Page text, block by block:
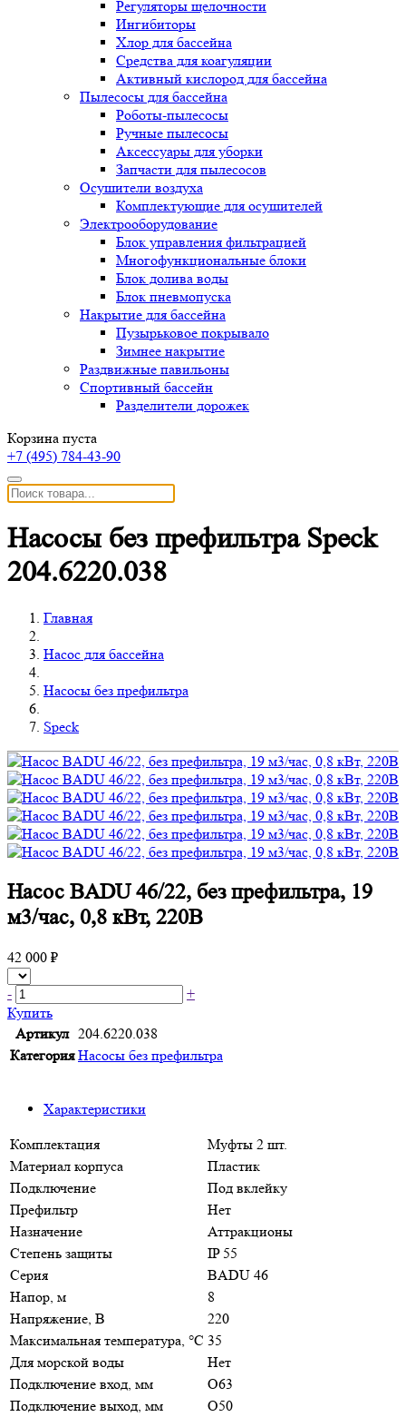
Регуляторы щелочности
Ингибиторы
Хлор для бассейна
Средства для коагуляции
Активный кислород для бассейна
Пылесосы для бассейна
Роботы-пылесосы
Ручные пылесосы
Аксессуары для уборки
Запчасти для пылесосов
Осушители воздуха
Комплектующие для осушителей
Электрооборудование
Блок управления фильтрацией
Многофункциональные блоки
Блок долива воды
Блок пневмопуска
Накрытие для бассейна
Пузырьковое покрывало
Зимнее накрытие
Раздвижные павильоны
Спортивный бассейн
Разделители дорожек
Корзина пуста
+7 (495) 784-43-90
Насосы без префильтра Speck
204.6220.038
Главная
Насос для бассейна
Насосы без префильтра
Speck
Насос BADU 46/22, без префильтра, 19
м3/час, 0,8 кВт, 220В
42 000 ₽
-
+
Купить
Артикул 204.6220.038
Категория Насосы без префильтра
Характеристики
Комплектация
Муфты 2 шт.
Материал корпуса
Пластик
Подключение
Под вклейку
Префильтр
Нет
Назначение
Аттракционы
Степень защиты
IP 55
Серия
BADU 46
Напор, м
8
Напряжение, В
220
Максимальная температура, °С 35
Для морской воды
Нет
Подключение вход, мм
O63
Подключение выход, мм
O50